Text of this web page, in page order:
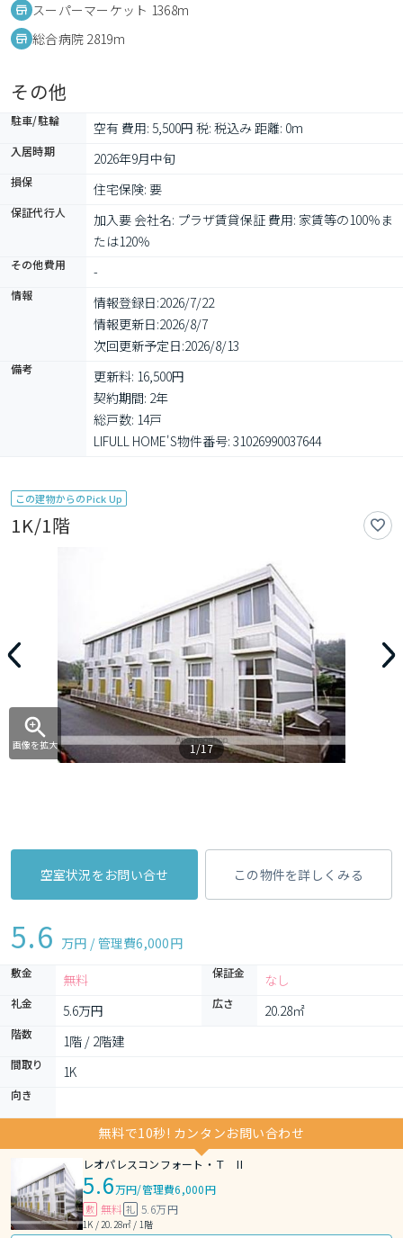
スーパーマーケット 1368m
総合病院 2819m
その他
駐車/駐輪 空有 費用: 5,500円 税: 税込み 距離: 0m
入居時期 2026年9月中旬
損保 住宅保険: 要
保証代行人
加入要 会社名: プラザ賃貸保証 費用: 家賃等の100％ま
たは120％
その他費用 -
情報 情報登録日:2026/7/22
情報更新日:2026/8/7
次回更新予定日:2026/8/13
備考
更新料: 16,500円
契約期間: 2年
総戸数: 14戸
LIFULL HOME'S物件番号: 31026990037644
この建物からのPick Up
1K/1階
画像を拡大 1/17
空室状況をお問い合せ この物件を詳しくみる
5.6 万円 / 管理費6,000円
敷金 無料 保証金 なし
礼金 5.6万円 広さ 20.28㎡
階数 1階 / 2階建
間取り 1K
向き
無料で10秒! カンタンお問い合わせ
レオパレスコンフォート・Ｔ II
5.6万円/管理費6,000円
敷 無料 礼 5.6万円
1K / 20.28㎡ / 1階